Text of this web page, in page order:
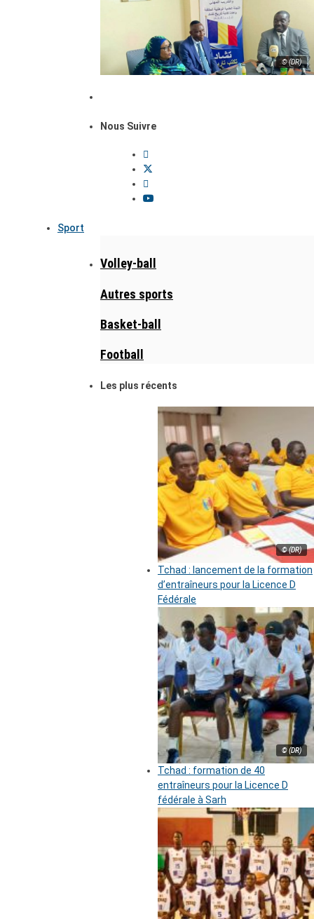
© (DR)
Nous Suivre
Sport
Volley-ball
Autres sports
Basket-ball
Football
Les plus récents
© (DR)
Tchad : lancement de la formation
d’entraîneurs pour la Licence D
Fédérale
© (DR)
Tchad : formation de 40
entraîneurs pour la Licence D
fédérale à Sarh